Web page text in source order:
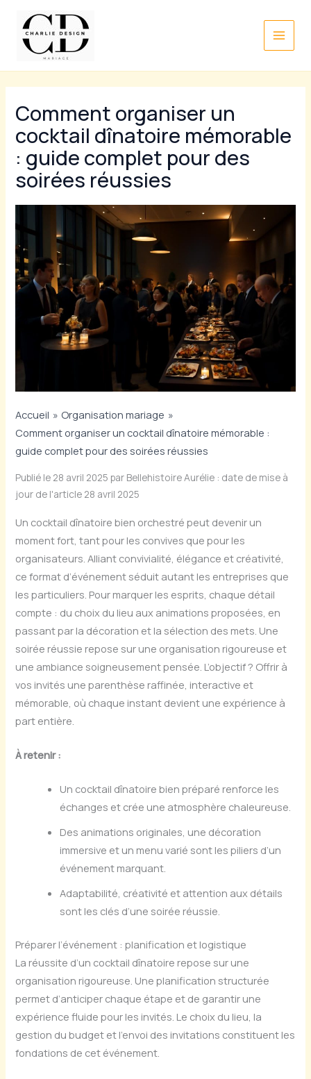
contenu
Comment organiser un
cocktail dînatoire mémorable
: guide complet pour des
soirées réussies
Accueil
Organisation mariage
Comment organiser un cocktail dînatoire mémorable :
guide complet pour des soirées réussies
Publié le 28 avril 2025 par Bellehistoire Aurélie : date de mise à
jour de l'article 28 avril 2025
Un cocktail dînatoire bien orchestré peut devenir un
moment fort, tant pour les convives que pour les
organisateurs. Alliant convivialité, élégance et créativité,
ce format d’événement séduit autant les entreprises que
les particuliers. Pour marquer les esprits, chaque détail
compte : du choix du lieu aux animations proposées, en
passant par la décoration et la sélection des mets. Une
soirée réussie repose sur une organisation rigoureuse et
une ambiance soigneusement pensée. L’objectif ? Offrir à
vos invités une parenthèse raffinée, interactive et
mémorable, où chaque instant devient une expérience à
part entière.
À retenir :
Un cocktail dînatoire bien préparé renforce les
échanges et crée une atmosphère chaleureuse.
Des animations originales, une décoration
immersive et un menu varié sont les piliers d’un
événement marquant.
Adaptabilité, créativité et attention aux détails
sont les clés d’une soirée réussie.
Préparer l’événement : planification et logistique
La réussite d’un cocktail dînatoire repose sur une
organisation rigoureuse. Une planification structurée
permet d’anticiper chaque étape et de garantir une
expérience fluide pour les invités. Le choix du lieu, la
gestion du budget et l’envoi des invitations constituent les
fondations de cet événement.